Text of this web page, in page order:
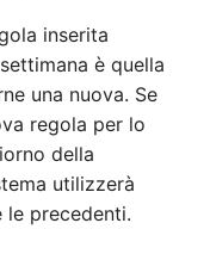
inserita
è quella
una nuova. Se
regola per lo
della
utilizzerà
precedenti.